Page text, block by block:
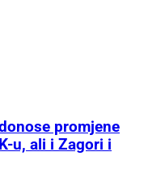
promjene
u, ali i Zagori i